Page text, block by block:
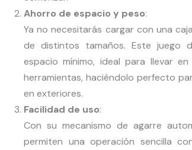
Ahorro de espacio y peso:
Ya no necesitarás cargar con una
de distintos tamaños. Este juego
espacio mínimo, ideal para llevar
herramientas, haciéndolo perfecto
en exteriores.
Facilidad de uso:
Con su mecanismo de agarre
permiten una operación sencilla